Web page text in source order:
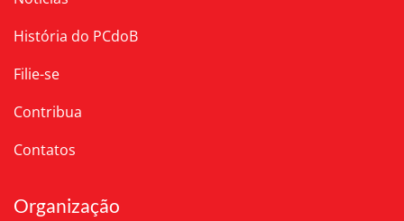
História do PCdoB
Filie-se
Contribua
Contatos
Organização